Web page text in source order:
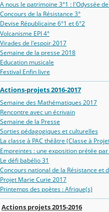
A nous le patrimoine 3°1 : l'Odyssée
Concours de la Résistance 3°
Devise Républicaine 6°1 et 6°2
Volcanisme EPI 4°
Virades de l'espoir 2017
Semaine de la presse 2018
Education musicale
Festival Enfin livre
Actions-projets 2016-2017
Semaine des Mathématiques 2017
Rencontre avec un écrivain
Semaine de la Presse
Sorties pédagogiques et culturelles
La classe à PAC théâtre (Classe à
Empreintes : une exposition prétée
Le défi babélio 31
Concours national de la Résistance et
Projet Marie Curie 2017
Printemps des poètes : Afrique(s)
Actions projets 2015-2016